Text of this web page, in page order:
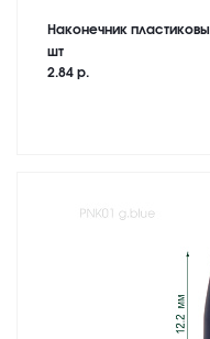
Наконечник
шт
2.84 р.